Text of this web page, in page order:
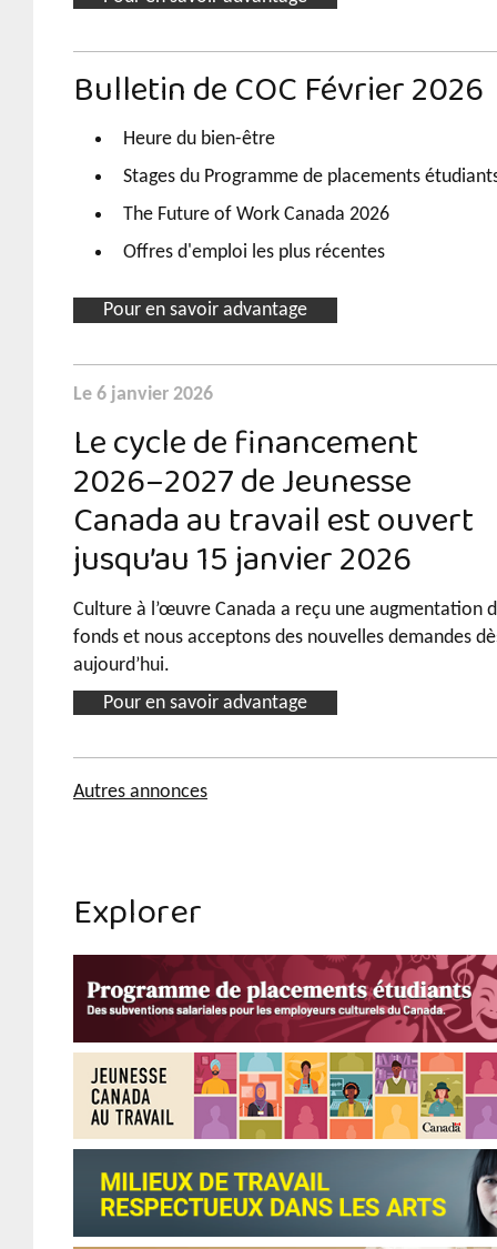
Bulletin de COC Février 2026
Heure du bien-être
Stages du Programme de placements
The Future of Work Canada 2026
Offres d'emploi les plus récentes
Pour en savoir advantage
Le 6 janvier 2026
Le cycle de financement
2026–2027 de Jeunesse
Canada au travail est ouvert
jusqu’au 15 janvier 2026
Culture à l’œuvre Canada a reçu une augmentation
fonds et nous acceptons des nouvelles demandes
aujourd’hui.
Pour en savoir advantage
Autres annonces
Explorer